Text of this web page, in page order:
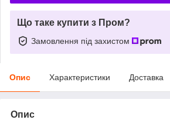
Що таке купити з Пром?
Замовлення під захистом
Опис Характеристики Доставка
Опис